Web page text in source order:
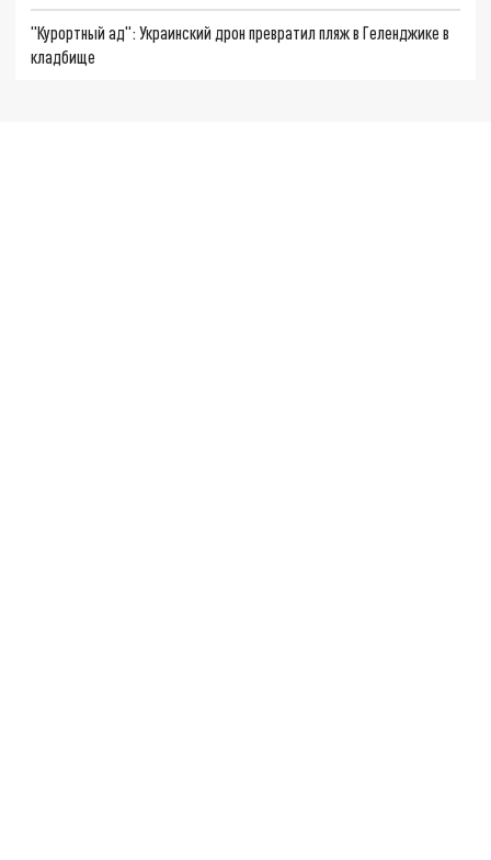
"Курортный ад": Украинский дрон превратил пляж в Геленджике в
кладбище